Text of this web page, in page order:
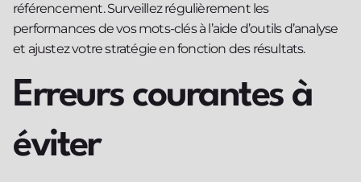
référencement. Surveillez régulièrement les
performances de vos mots-clés à l’aide d’outils d’analyse
et ajustez votre stratégie en fonction des résultats.
Erreurs courantes à
éviter